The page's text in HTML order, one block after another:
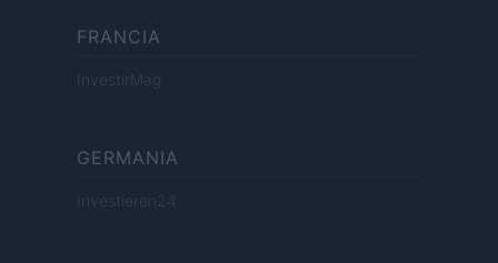
FRANCIA
InvestirMag
GERMANIA
Investieren24